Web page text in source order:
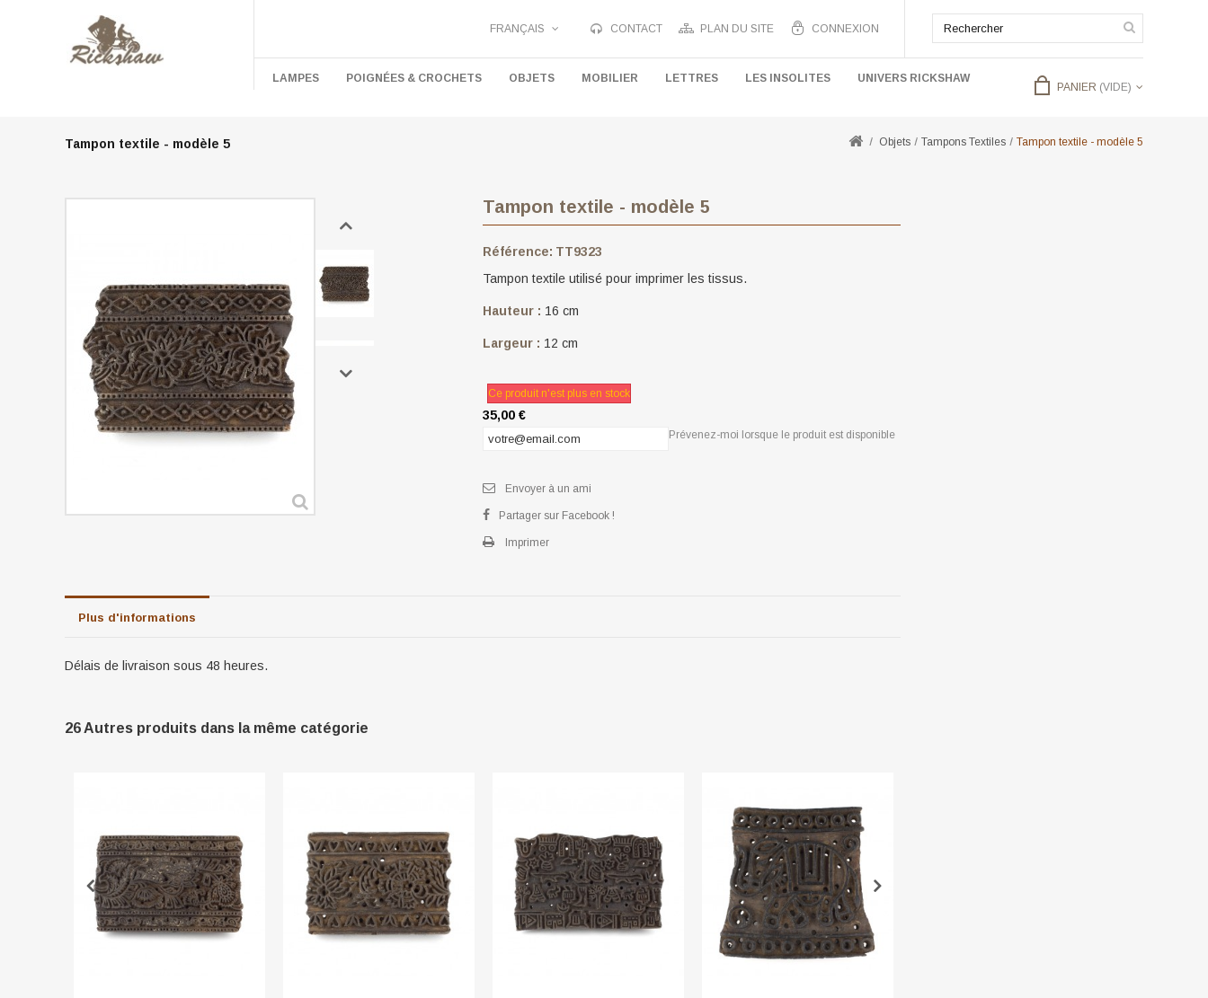
CONNEXION
CONTACT PLAN DU SITE
FRANÇAIS
PANIER (VIDE)
LAMPES POIGNÉES & CROCHETS OBJETS MOBILIER LETTRES LES INSOLITES UNIVERS RICKSHAW
Tampon textile - modèle 5 Objets Tampons Textiles Tampon textile - modèle 5
Tampon textile - modèle 5
Référence: TT9323
Tampon textile utilisé pour imprimer les tissus.
Hauteur : 16 cm
Largeur : 12 cm
Ce produit n'est plus en stock
35,00 €
Prévenez-moi lorsque le produit est disponible
Envoyer à un ami
Partager sur Facebook !
Imprimer
Plus d'informations
Délais de livraison sous 48 heures.
26 Autres produits dans la même catégorie